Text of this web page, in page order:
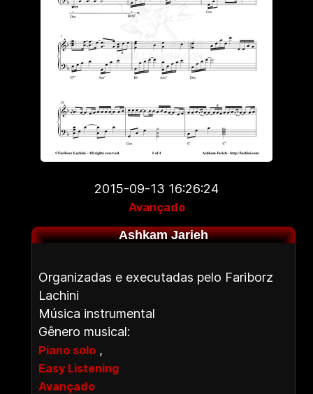
2015-09-13 16:26:24
Avançado
Ashkam Jarieh
Organizadas e executadas pelo Fariborz
Lachini
Música instrumental
Gênero musical:
Piano solo ,
Easy Listening
Avançado